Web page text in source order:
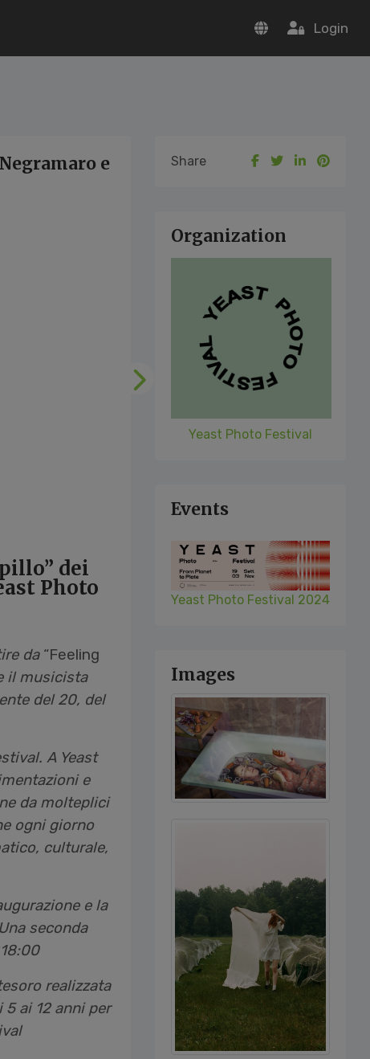
Login
e
Following
dei
Photo
da “Feeling
il musicista
del 20, del
A Yeast
e
da molteplici
ogni giorno
culturale,
e la
seconda
realizzata
ai 12 anni per
Share
Organization
Yeast Photo Festival
Events
Yeast Photo Festival 2024
Images